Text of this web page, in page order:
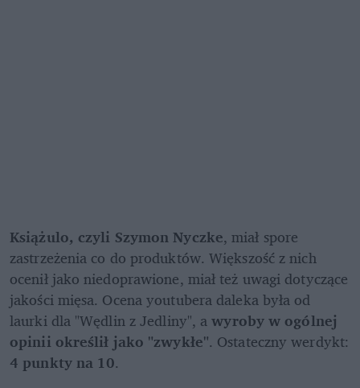
Książulo, czyli Szymon Nyczke, miał spore
zastrzeżenia co do produktów. Większość z nich
ocenił jako niedoprawione, miał też uwagi dotyczące
jakości mięsa. Ocena youtubera daleka była od
laurki dla "Wędlin z Jedliny", a wyroby w ogólnej
opinii określił jako "zwykłe"
4 punkty na 10.